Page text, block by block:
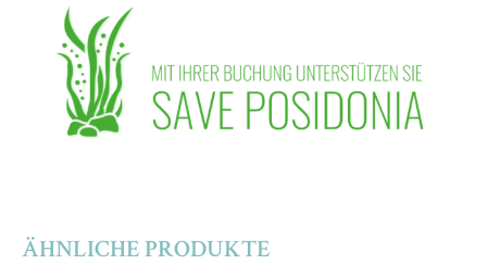
ÄHNLICHE PRODUKTE